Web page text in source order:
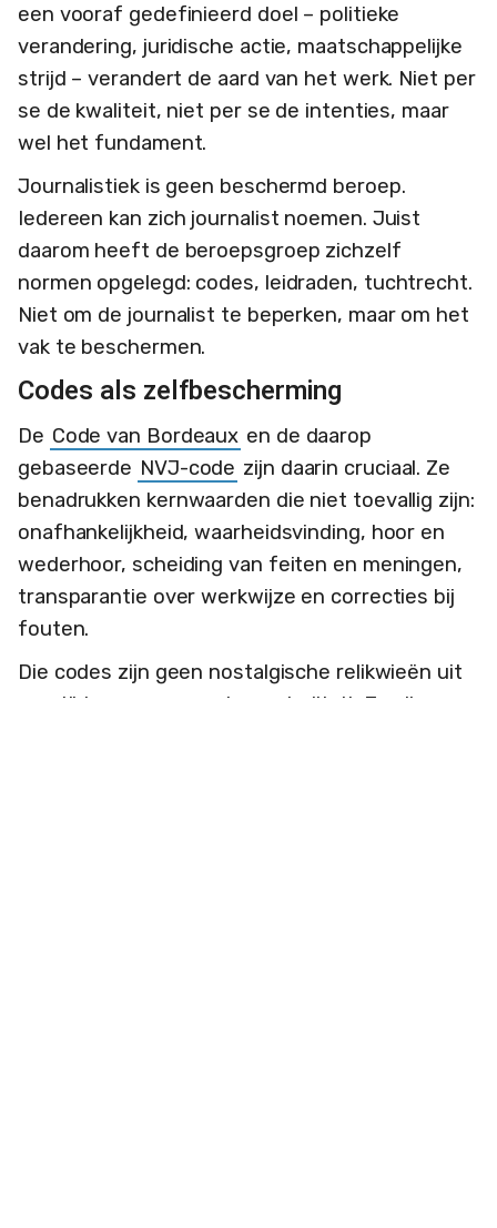
een vooraf gedefinieerd doel – politieke
verandering, juridische actie, maatschappelijke
strijd – verandert de aard van het werk. Niet per
se de kwaliteit, niet per se de intenties, maar
wel het fundament.
Journalistiek is geen beschermd beroep.
Iedereen kan zich journalist noemen. Juist
daarom heeft de beroepsgroep zichzelf
normen opgelegd: codes, leidraden, tuchtrecht.
Niet om de journalist te beperken, maar om het
vak te beschermen.
Codes als zelfbescherming
De Code van Bordeaux en de daarop
gebaseerde NVJ-code zijn daarin cruciaal. Ze
benadrukken kernwaarden die niet toevallig zijn:
onafhankelijkheid, waarheidsvinding, hoor en
wederhoor, scheiding van feiten en meningen,
transparantie over werkwijze en correcties bij
fouten.
Die codes zijn geen nostalgische relikwieën uit
een tijd van vermeende neutraliteit. Ze zijn